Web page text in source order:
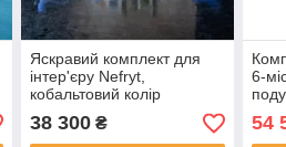
Яскравий комплект для
інтер'єру Nefryt,
кобальтовий колір
38 300₴
6-
54